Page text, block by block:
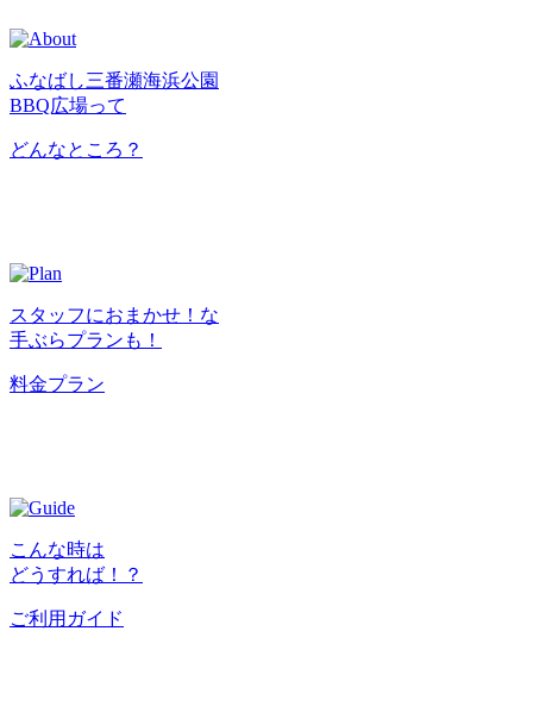
ふなばし三番瀬海浜公園
BBQ広場って
どんなところ？
スタッフにおまかせ！な
手ぶらプランも！
料金プラン
こんな時は
どうすれば！？
ご利用ガイド